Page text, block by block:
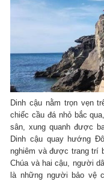
Dinh cậu nằm trọn vẹn
chiếc cầu đá nhỏ bắc
sân, xung quanh được
Dinh cậu quay hướng
nghiêm và được trang trí
Chúa và hai cậu, người
là những người bảo vệ